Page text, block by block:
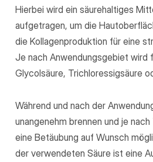
Hierbei wird ein säurehaltiges
aufgetragen, um die
die Kollagenproduktion für eine
Je nach Anwendungsgebiet wird
Glycolsäure, Trichloressigsäure
Während und nach der
unangenehm brennen und je
eine Betäubung auf Wunsch
der verwendeten Säure ist eine